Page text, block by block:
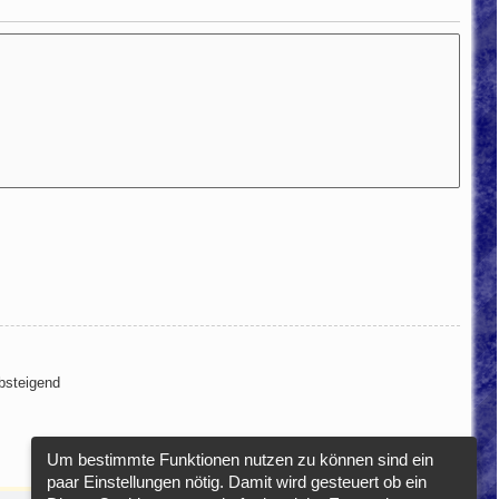
Um bestimmte Funktionen nutzen zu können sind ein
paar Einstellungen nötig. Damit wird gesteuert ob ein